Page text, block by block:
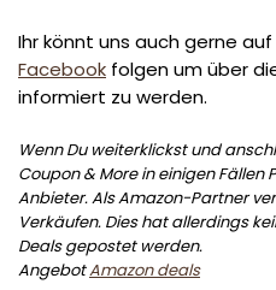
Ihr könnt uns auch gerne auf
Facebook folgen um über
informiert zu werden.
Wenn Du weiterklickst und
Coupon & More in einigen Fällen
Anbieter. Als Amazon-Partner
Verkäufen. Dies hat allerdings
Deals gepostet werden.
AngebotAmazon deals